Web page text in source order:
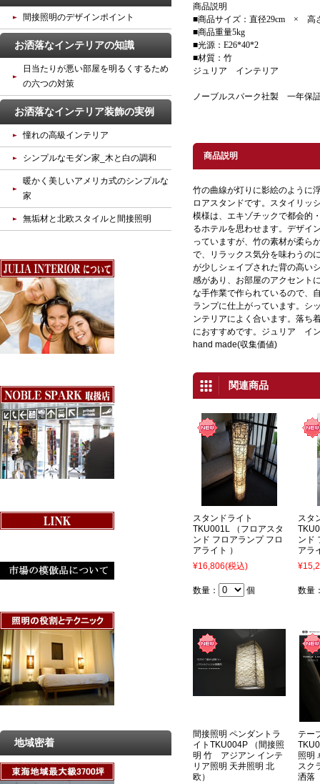
商品説明
■商品サイズ：直径29cm × 高
■商品重量5kg
■光源：E26*40*2
■材質：竹
ジュリア インテリア
ノーブルスパーク社製 一年保
商品説明
竹の曲線が灯りに影絵のように
ロアスタンドです。スタイリッ
模様は、エキゾチックで都会的
るホテルを思わせます。デザイ
っていますが、竹の素材が柔ら
で、リラックス気分を味わうの
が少しシェイプされた背の高い
感があり、お部屋のアクセント
な手作業で作られているので、
ランプに仕上がっています。シ
ンテリアによく合います。落ち
におすすめです。ジュリア イ
hand made(収集価値)
関連商品
スタンドライト
TKU001L （フロアスタ
ンド フロアランプ フロ
アライト ）
¥16,806(税込)
数量： 個
スタ
ンド
アラ
数量
間接照明 ペンダントラ
イトTKU004P （間接照
明 竹 アジアン インテ
リア照明 天井照明 北
欧）
テー
照明
スク
洒落
間接照明のデザインポイント
お洒落なインテリアの知識
日当たりが悪い部屋を明るくするため
の六つの対策
お洒落なインテリア装飾の実例
憧れの高級インテリア
シンプルなモダン家_木と白の調和
暖かく美しいアメリカ式のシンプルな
家
無垢材と北欧スタイルと間接照明
地域密着